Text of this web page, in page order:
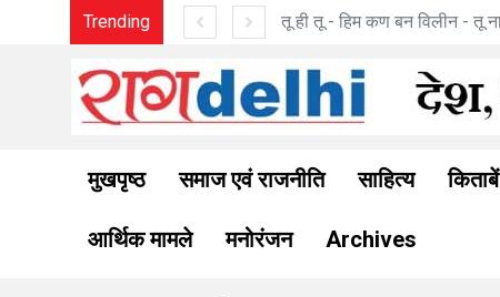
Trending
- तू ना था : मनोज पांडे की कविताएँ
मुखपृष्ठ समाज एवं राजनीति साहित्य किताबें
आर्थिक मामले मनोरंजन Archives